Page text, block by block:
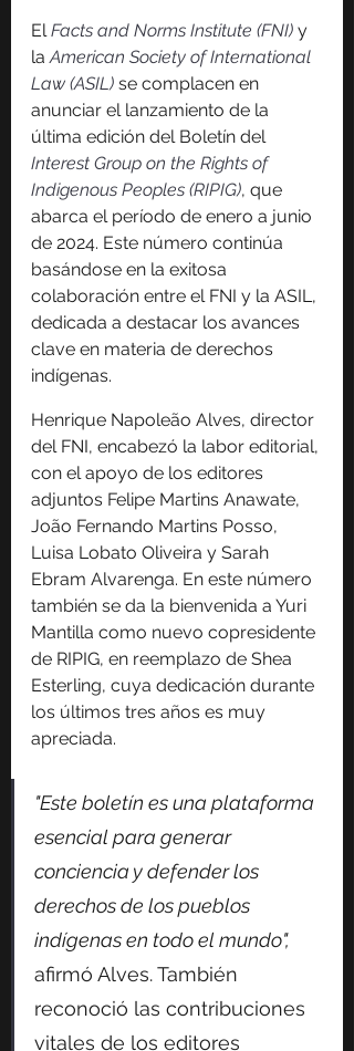
El Facts and Norms Institute (FNI) y
la American Society of International
Law (ASIL) se complacen en
anunciar el lanzamiento de la
última edición del Boletín del
Interest Group on the Rights of
Indigenous Peoples (RIPIG), que
abarca el período de enero a junio
de 2024. Este número continúa
basándose en la exitosa
colaboración entre el FNI y la ASIL,
dedicada a destacar los avances
clave en materia de derechos
indígenas.
Henrique Napoleão Alves, director
del FNI, encabezó la labor editorial,
con el apoyo de los editores
adjuntos Felipe Martins Anawate,
João Fernando Martins Posso,
Luisa Lobato Oliveira y Sarah
Ebram Alvarenga. En este número
también se da la bienvenida a Yuri
Mantilla como nuevo copresidente
de RIPIG, en reemplazo de Shea
Esterling, cuya dedicación durante
los últimos tres años es muy
apreciada.
"Este boletín es una plataforma
esencial para generar
conciencia y defender los
derechos de los pueblos
indígenas en todo el mundo",
afirmó Alves. También
reconoció las contribuciones
vitales de los editores